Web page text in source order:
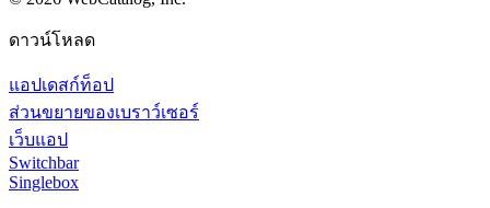
ดาวน์โหลด
แอปเดสก์ท็อป
ส่วนขยายของเบราว์เซอร์
เว็บแอป
Switchbar
Singlebox